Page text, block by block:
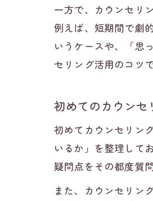
一方で、カウンセリ
例えば、短期間で劇
いうケースや、「思
セリング活用のコツで
初めてのカウンセ
初めてカウンセリン
いるか」を整理して
疑問点をその都度質
また、カウンセリン